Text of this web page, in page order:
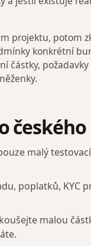
projektu, potom
konkrétní
částky,
malý
poplatků, KYC
malou